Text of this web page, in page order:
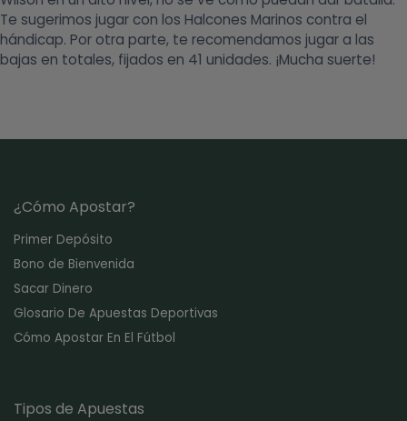
Te sugerimos jugar con los Halcones Marinos contra el
hándicap. Por otra parte, te recomendamos jugar a las
bajas en totales, fijados en 41 unidades. ¡Mucha suerte!
¿Cómo Apostar?
Primer Depósito
Bono de Bienvenida
Sacar Dinero
Glosario De Apuestas Deportivas
Cómo Apostar En El Fútbol
Tipos de Apuestas